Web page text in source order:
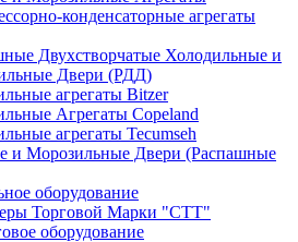
конденсаторные агрегаты
Двухстворчатые Холодильные и
Двери (РДД)
агрегаты Bitzer
Агрегаты Copeland
агрегаты Tecumseh
и Морозильные Двери (Распашные
оборудование
Торговой Марки "СТТ"
оборудование